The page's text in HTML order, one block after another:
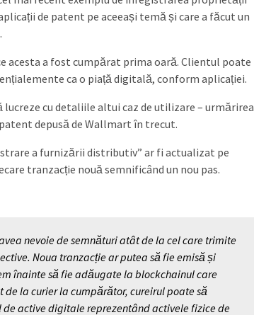
de patent pe aceeași temă și care a făcut un
acesta a fost cumpărat prima oară. Clientul poate
ca o piață digitală, conform aplicației.
cu detaliile altui caz de utilizare – urmărirea
depusă de Wallmart în trecut.
a furnizării distributiv” ar fi actualizat pe
tranzacție nouă semnificând un nou pas.
nevoie de semnături atât de la cel care trimite
Noua tranzacție ar putea să fie emisă și
înainte să fie adăugate la blockchainul care
la curier la cumpărător, cureirul poate să
active digitale reprezentând activele fizice de